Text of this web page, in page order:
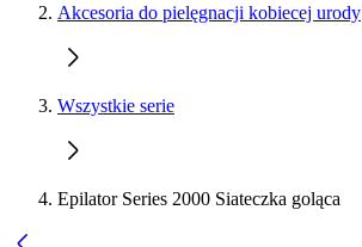
Akcesoria do pielęgnacji kobiecej urody
Wszystkie serie
Epilator Series 2000 Siateczka goląca